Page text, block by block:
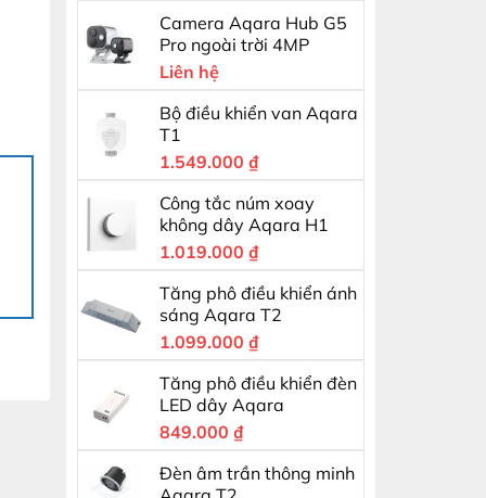
Camera Aqara Hub G5
Pro ngoài trời 4MP
Liên hệ
Bộ điều khiển van Aqara
T1
1.549.000 ₫
Công tắc núm xoay
không dây Aqara H1
1.019.000 ₫
Tăng phô điều khiển ánh
sáng Aqara T2
1.099.000 ₫
Tăng phô điều khiển đèn
LED dây Aqara
849.000 ₫
Đèn âm trần thông minh